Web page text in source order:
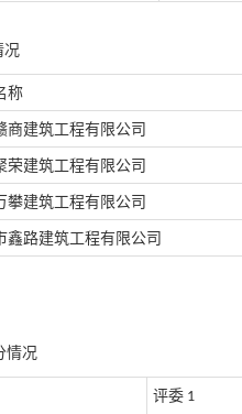
称
商建筑工程有限公司
荣建筑工程有限公司
攀建筑工程有限公司
鑫路建筑工程有限公司
况
评委 1